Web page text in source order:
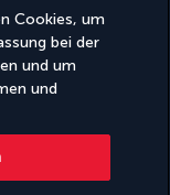
Ashi-See, die bei
auf den Fuji
Vulkantal, das
gekochten
Museum, das
kombiniert.
Cookies, um
bei der
und um
und